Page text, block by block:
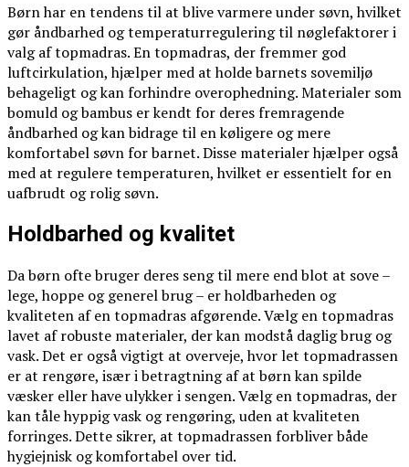
Børn har en tendens til at blive varmere under søvn, hvilket
gør åndbarhed og temperaturregulering til nøglefaktorer i
valg af topmadras. En topmadras, der fremmer god
luftcirkulation, hjælper med at holde barnets sovemiljø
behageligt og kan forhindre overophedning. Materialer som
bomuld og bambus er kendt for deres fremragende
åndbarhed og kan bidrage til en køligere og mere
komfortabel søvn for barnet. Disse materialer hjælper også
med at regulere temperaturen, hvilket er essentielt for en
uafbrudt og rolig søvn.
Holdbarhed og kvalitet
Da børn ofte bruger deres seng til mere end blot at sove –
lege, hoppe og generel brug – er holdbarheden og
kvaliteten af en topmadras afgørende. Vælg en topmadras
lavet af robuste materialer, der kan modstå daglig brug og
vask. Det er også vigtigt at overveje, hvor let topmadrassen
er at rengøre, især i betragtning af at børn kan spilde
væsker eller have ulykker i sengen. Vælg en topmadras, der
kan tåle hyppig vask og rengøring, uden at kvaliteten
forringes. Dette sikrer, at topmadrassen forbliver både
hygiejnisk og komfortabel over tid.